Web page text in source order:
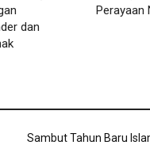
dan
Perayaan
Sambut Tahun Baru